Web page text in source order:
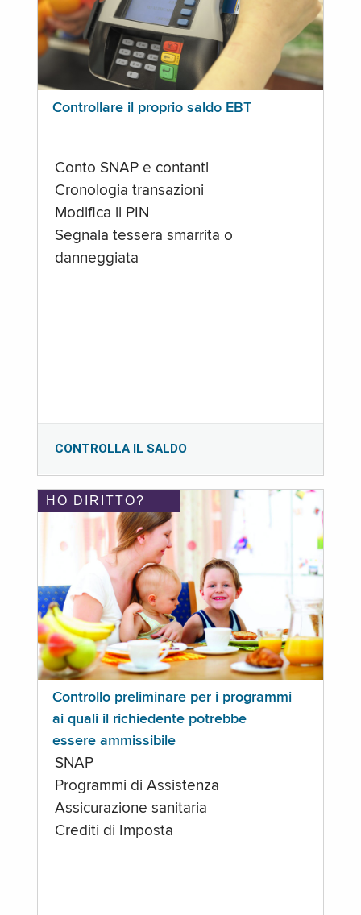
Controllare il proprio saldo EBT
Conto SNAP e contanti
Cronologia transazioni
Modifica il PIN
Segnala tessera smarrita o
danneggiata
CONTROLLA IL SALDO
HO DIRITTO?
Controllo preliminare per i programmi
ai quali il richiedente potrebbe
essere ammissibile
SNAP
Programmi di Assistenza
Assicurazione sanitaria
Crediti di Imposta